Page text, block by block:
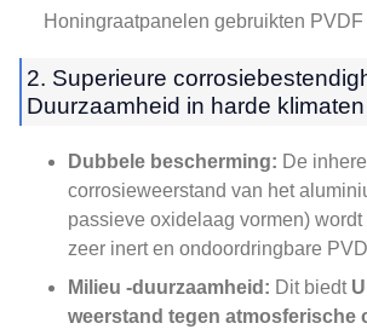
Honingraatpanelen gebruikten
2. Superieure
Duurzaamheid in harde klimaten
Dubbele bescherming: De
corrosieweerstand van het
passieve oxidelaag vormen)
zeer inert en ondoordringbare
Milieu -duurzaamheid: Dit biedt
weerstand tegen atmosferische